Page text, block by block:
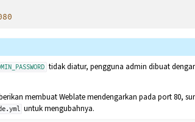
tidak diatur, pengguna admin dibuat
membuat Weblate mendengarkan pada port 80,
untuk mengubahnya.